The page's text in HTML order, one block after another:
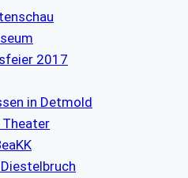
2017
in Detmold